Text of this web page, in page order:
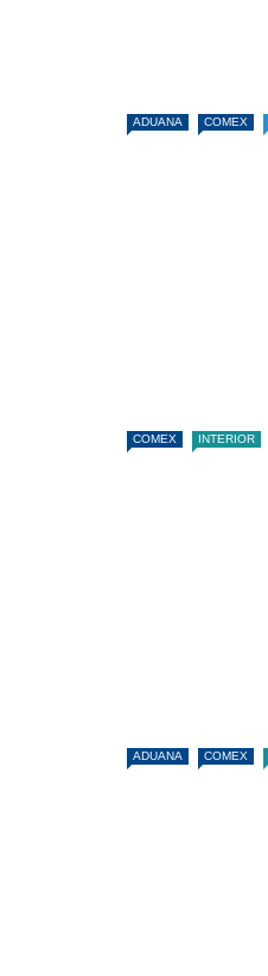
ADUANA COMEX
COMEX INTERIOR
ADUANA COMEX